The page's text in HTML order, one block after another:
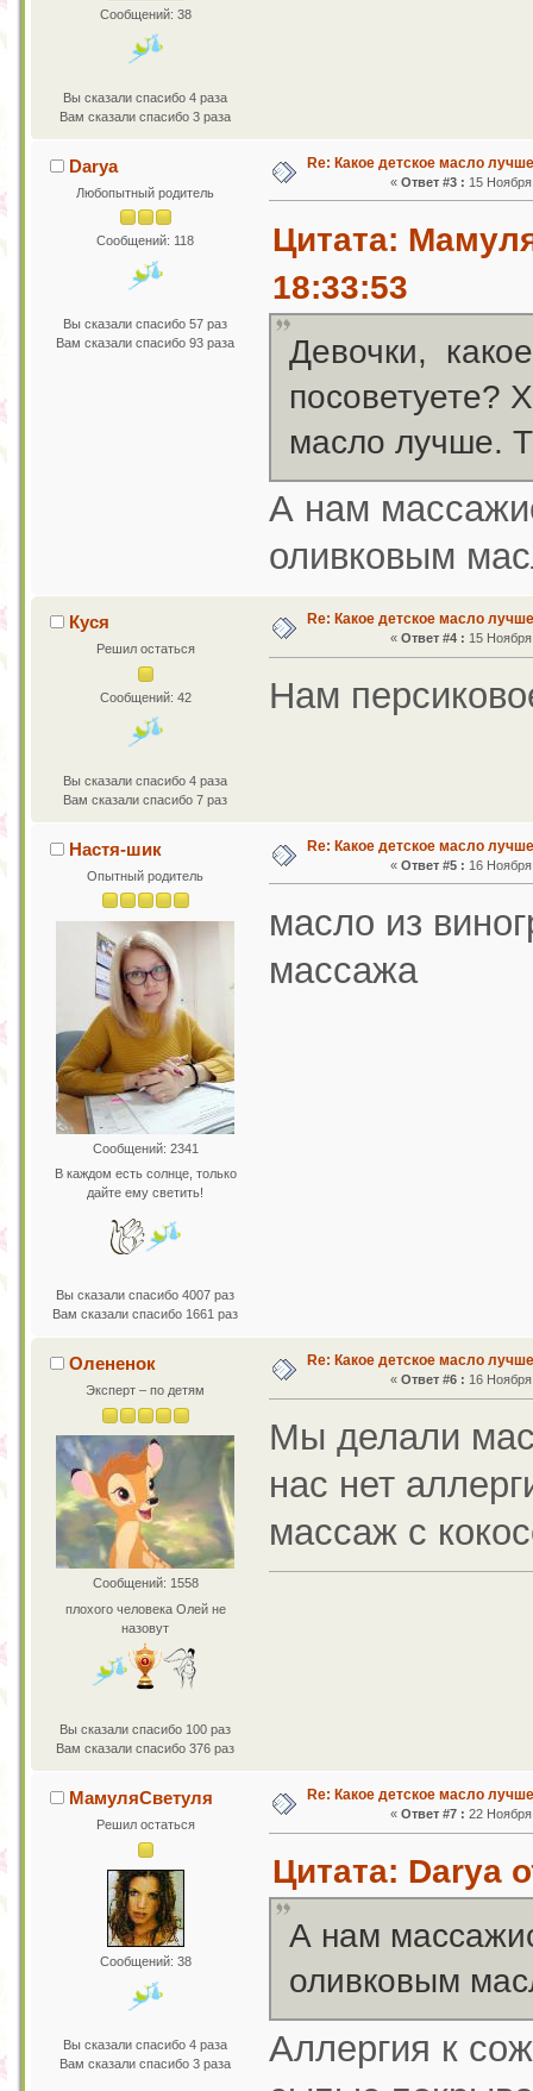
Сообщений: 38
Вы сказали спасибо 4 раза
Вам сказали спасибо 3 раза
Darya
Любопытный родитель
Сообщений: 118
Вы сказали спасибо 57 раз
Вам сказали спасибо 93 раза
Re: Какое детское масло
« Ответ #3 : 15
Цитата:
18:33:53
Девочки,
посоветуете?
масло лучше.
А нам
оливковым
Куся
Решил остаться
Сообщений: 42
Вы сказали спасибо 4 раза
Вам сказали спасибо 7 раз
Re: Какое детское масло
« Ответ #4 : 15
Нам
Настя-шик
Опытный родитель
Сообщений: 2341
В каждом есть солнце, только
дайте ему светить!
Вы сказали спасибо 4007 раз
Вам сказали спасибо 1661 раз
Re: Какое детское масло
« Ответ #5 : 16
масло из
массажа
Олененок
Эксперт – по детям
Сообщений: 1558
плохого человека Олей не
назовут
Вы сказали спасибо 100 раз
Вам сказали спасибо 376 раз
Re: Какое детское масло
«Ответ #6 : 16
Мы делали
нас нет
массаж с
МамуляСветуля
Решил остаться
Сообщений: 38
Вы сказали спасибо 4 раза
Вам сказали спасибо 3 раза
Re: Какое детское масло
« Ответ #7 : 22
Цитата: Darya
А нам
оливковым
Аллергия к